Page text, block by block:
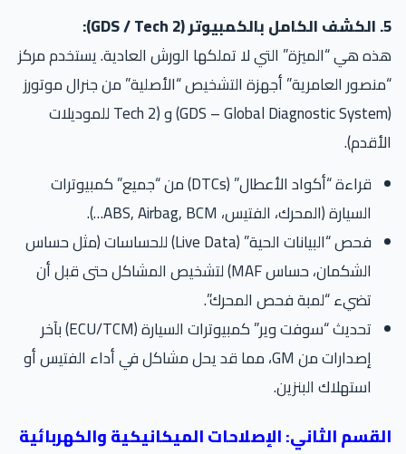
هي “الميزة” التي لا تملكها الورش العادية. يستخدم مركز
العامرية” أجهزة التشخيص “الأصلية” من جنرال موتورز
(GDS – Global Diagnostic System) و (Tech 2 للموديلات
قراءة “أكواد الأعطال” (DTCs) من “جميع” كمبيوترات
السيارة (المحرك، الفتيس، ABS, Airbag, BCM…).
فحص “البيانات الحية” (Live Data) للحساسات (مثل حساس
الشكمان، حساس MAF) لتشخيص المشاكل حتى قبل أن
تضيء “لمبة فحص المحرك”.
تحديث “سوفت وير” كمبيوترات السيارة (ECU/TCM) بآخر
إصدارات من GM، مما قد يحل مشاكل في أداء الفتيس أو
استهلاك البنزين.
الثاني: الإصلاحات الميكانيكية والكهربائية